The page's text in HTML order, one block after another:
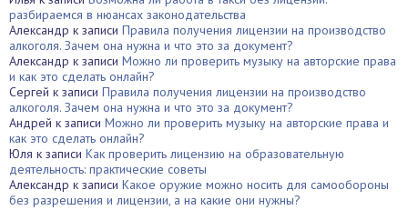
разбираемся в нюансах законодательства
Александр к записи Правила получения лицензии на производство
алкоголя. Зачем она нужна и что это за документ?
Александр к записи Можно ли проверить музыку на авторские права
и как это сделать онлайн?
Сергей к записи Правила получения лицензии на производство
алкоголя. Зачем она нужна и что это за документ?
Андрей к записи Можно ли проверить музыку на авторские права и
как это сделать онлайн?
Юля к записи Как проверить лицензию на образовательную
деятельность: практические советы
Александр к записи Какое оружие можно носить для самообороны
без разрешения и лицензии, а на какие они нужны?